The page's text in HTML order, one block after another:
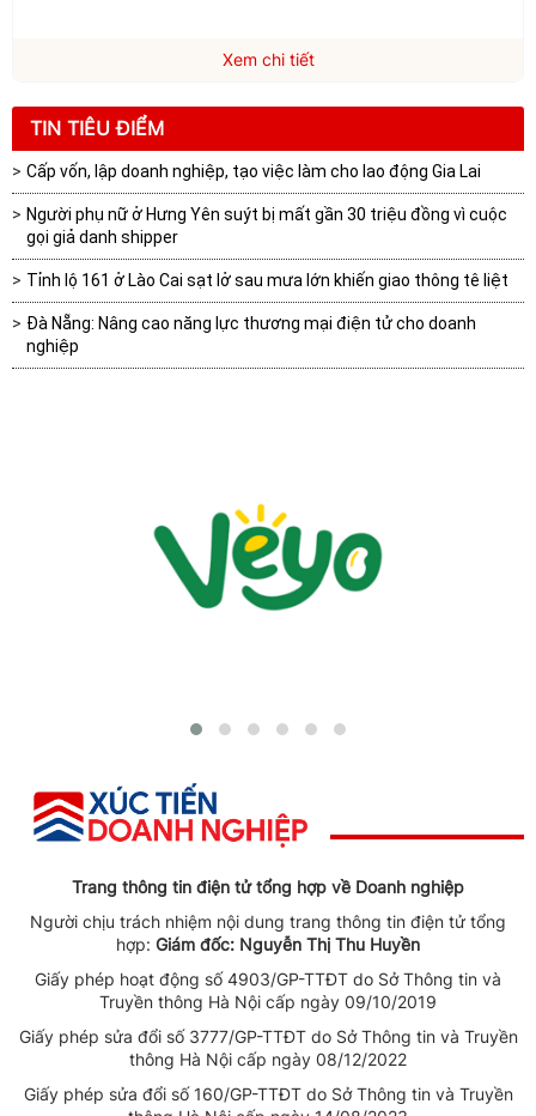
Xem chi tiết
TIN TIÊU ĐIỂM
Cấp vốn, lập doanh nghiệp, tạo việc làm cho lao động Gia Lai
Người phụ nữ ở Hưng Yên suýt bị mất gần 30 triệu đồng vì cuộc
gọi giả danh shipper
Tỉnh lộ 161 ở Lào Cai sạt lở sau mưa lớn khiến giao thông tê liệt
Đà Nẵng: Nâng cao năng lực thương mại điện tử cho doanh
nghiệp
Trang thông tin điện tử tổng hợp về Doanh nghiệp
Người chịu trách nhiệm nội dung trang thông tin điện tử tổng
hợp: Giám đốc: Nguyễn Thị Thu Huyền
Giấy phép hoạt động số 4903/GP-TTĐT do Sở Thông tin và
Truyền thông Hà Nội cấp ngày 09/10/2019
Giấy phép sửa đổi số 3777/GP-TTĐT do Sở Thông tin và Truyền
thông Hà Nội cấp ngày 08/12/2022
Giấy phép sửa đổi số 160/GP-TTĐT do Sở Thông tin và Truyền